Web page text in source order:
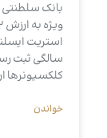
سالگی ثبت
کلکسیونرها
خواندن